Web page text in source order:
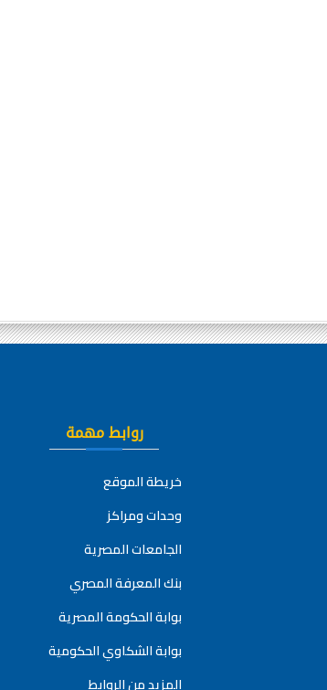
روابط مهمة
خريطة الموقع
وحدات ومراكز
الجامعات المصرية
بنك المعرفة المصري
بوابة الحكومة المصرية
بوابة الشكاوي الحكومية
المزيد من الروابط